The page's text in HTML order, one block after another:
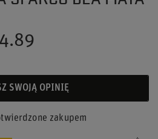
4.89
SWOJĄ OPINIĘ
zakupem